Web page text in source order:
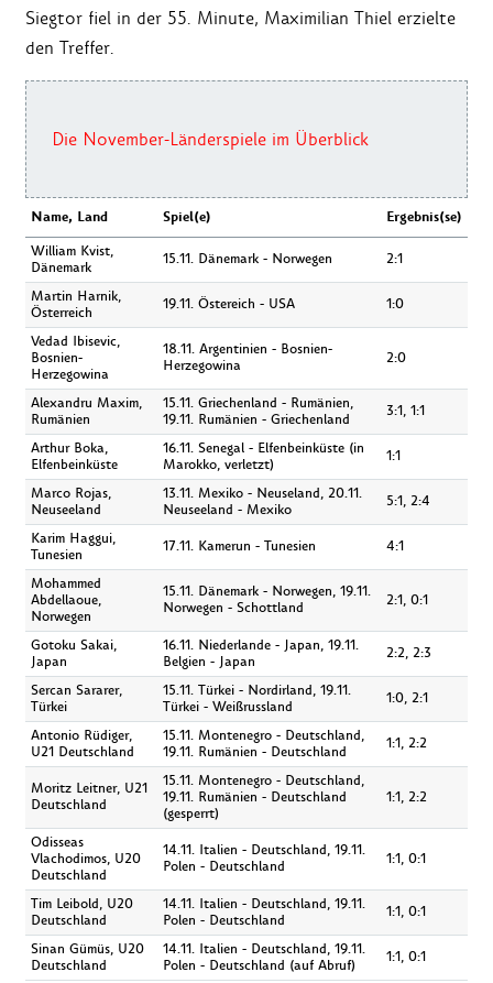
Siegtor fiel in der 55. Minute, Maximilian Thiel erzielte
den Treffer.
Die November-Länderspiele im Überblick
Name, Land Spiel(e) Ergebnis(se)
William Kvist,
Dänemark
15.11. Dänemark - Norwegen 2:1
Martin Harnik,
Österreich
19.11. Östereich - USA 1:0
Vedad Ibisevic,
Bosnien-
Herzegowina
18.11. Argentinien - Bosnien-
Herzegowina
2:0
Alexandru Maxim,
Rumänien
15.11. Griechenland - Rumänien,
19.11. Rumänien - Griechenland
3:1, 1:1
Arthur Boka,
Elfenbeinküste
16.11. Senegal - Elfenbeinküste (in
Marokko, verletzt)
1:1
Marco Rojas,
Neuseeland
13.11. Mexiko - Neuseland, 20.11.
Neuseeland - Mexiko
5:1, 2:4
Karim Haggui,
Tunesien
17.11. Kamerun - Tunesien 4:1
Mohammed
Abdellaoue,
Norwegen
15.11. Dänemark - Norwegen, 19.11.
Norwegen - Schottland
2:1, 0:1
Gotoku Sakai,
Japan
16.11. Niederlande - Japan, 19.11.
Belgien - Japan
2:2, 2:3
Sercan Sararer,
Türkei
15.11. Türkei - Nordirland, 19.11.
Türkei - Weißrussland
1:0, 2:1
Antonio Rüdiger,
U21 Deutschland
15.11. Montenegro - Deutschland,
19.11. Rumänien - Deutschland
1:1, 2:2
Moritz Leitner, U21
Deutschland
15.11. Montenegro - Deutschland,
19.11. Rumänien - Deutschland
(gesperrt)
1:1, 2:2
Odisseas
Vlachodimos, U20
Deutschland
14.11. Italien - Deutschland, 19.11.
Polen - Deutschland
1:1, 0:1
Tim Leibold, U20
Deutschland
14.11. Italien - Deutschland, 19.11.
Polen - Deutschland
1:1, 0:1
Sinan Gümüs, U20
Deutschland
14.11. Italien - Deutschland, 19.11.
Polen - Deutschland (auf Abruf)
1:1, 0:1